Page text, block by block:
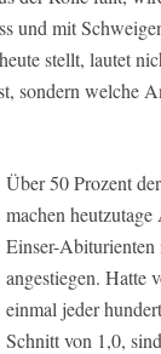
und mit
stellt, lautet
sondern welche
Über 50 Prozent
machen
Einser-Abiturienten
angestiegen. Hatte
einmal jeder
Schnitt von 1,0,